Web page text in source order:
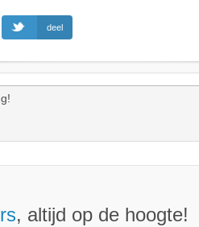
deel
, altijd op de hoogte!